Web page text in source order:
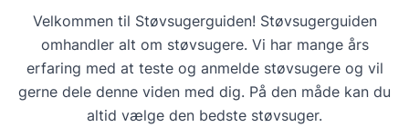
Velkommen til Støvsugerguiden! Støvsugerguiden
omhandler alt om støvsugere. Vi har mange års
erfaring med at teste og anmelde støvsugere og vil
gerne dele denne viden med dig. På den måde kan du
altid vælge den bedste støvsuger.